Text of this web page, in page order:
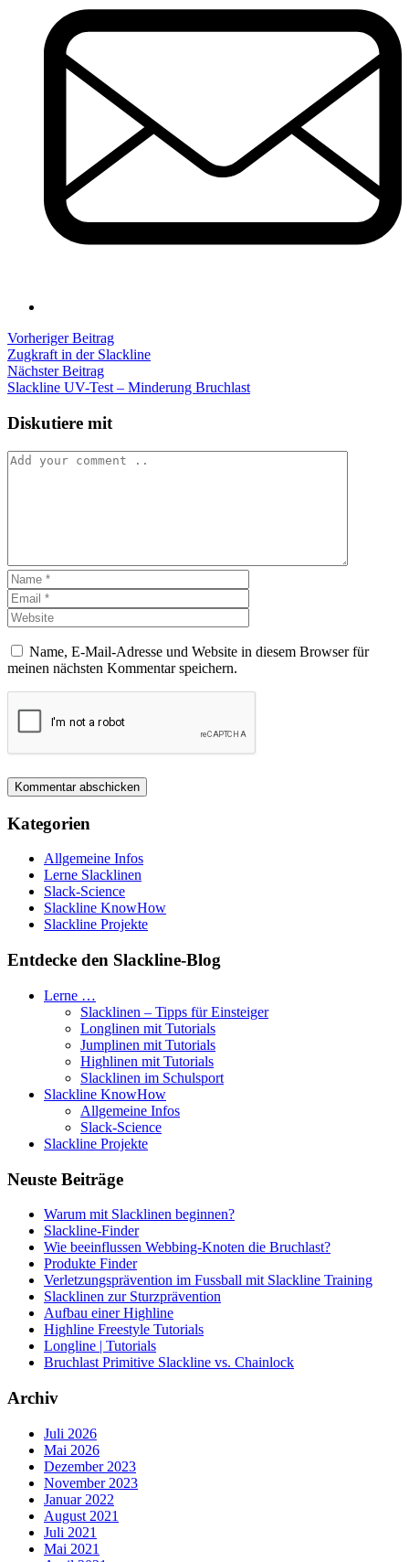
Vorheriger Beitrag
Zugkraft in der Slackline
Nächster Beitrag
Slackline UV-Test – Minderung Bruchlast
Diskutiere mit
Name, E-Mail-Adresse und Website in diesem Browser für
meinen nächsten Kommentar speichern.
Kategorien
Allgemeine Infos
Lerne Slacklinen
Slack-Science
Slackline KnowHow
Slackline Projekte
Entdecke den Slackline-Blog
Lerne …
Slacklinen – Tipps für Einsteiger
Longlinen mit Tutorials
Jumplinen mit Tutorials
Highlinen mit Tutorials
Slacklinen im Schulsport
Slackline KnowHow
Allgemeine Infos
Slack-Science
Slackline Projekte
Neuste Beiträge
Warum mit Slacklinen beginnen?
Slackline-Finder
Wie beeinflussen Webbing-Knoten die Bruchlast?
Produkte Finder
Verletzungsprävention im Fussball mit Slackline Training
Slacklinen zur Sturzprävention
Aufbau einer Highline
Highline Freestyle Tutorials
Longline | Tutorials
Bruchlast Primitive Slackline vs. Chainlock
Archiv
Juli 2026
Mai 2026
Dezember 2023
November 2023
Januar 2022
August 2021
Juli 2021
Mai 2021